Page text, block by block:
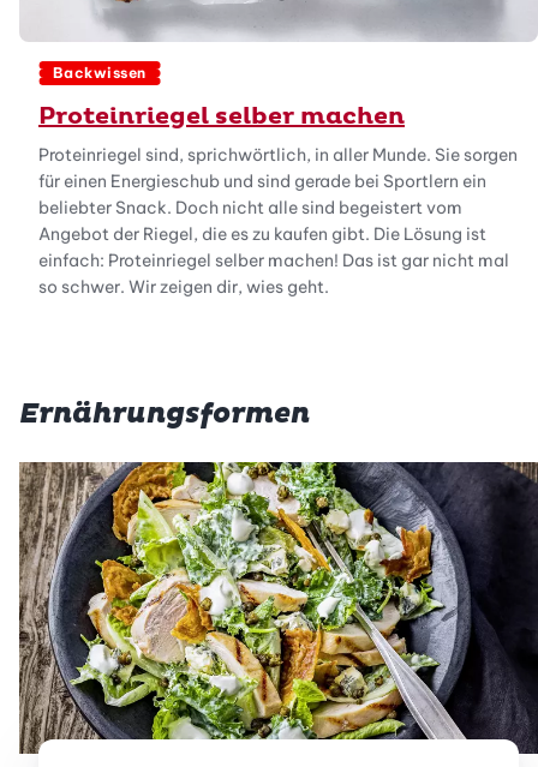
Backwissen
Proteinriegel selber machen
Proteinriegel sind, sprichwörtlich, in aller Munde. Sie sorgen
für einen Energieschub und sind gerade bei Sportlern ein
beliebter Snack. Doch nicht alle sind begeistert vom
Angebot der Riegel, die es zu kaufen gibt. Die Lösung ist
einfach: Proteinriegel selber machen! Das ist gar nicht mal
so schwer. Wir zeigen dir, wies geht.
Ernährungsformen